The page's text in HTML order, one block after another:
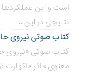
است و این عملکردها
نتایجی در این...
کتاب صوتی نیروی
کتاب صوتی «نیروی
معنوی» اثر